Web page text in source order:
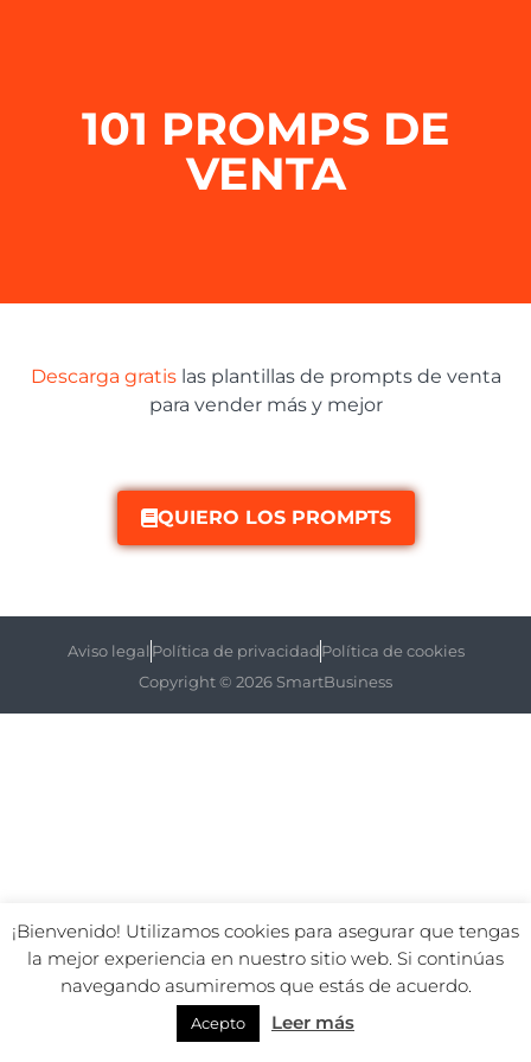
101 PROMPS DE
VENTA
Descarga gratis las plantillas de prompts de venta
para vender más y mejor
QUIERO LOS PROMPTS
Aviso legal Política de privacidadPolítica de cookies
Copyright © 2026 SmartBusiness
¡Bienvenido! Utilizamos cookies para asegurar que tengas
la mejor experiencia en nuestro sitio web. Si continúas
navegando asumiremos que estás de acuerdo.
Acepto Leer más